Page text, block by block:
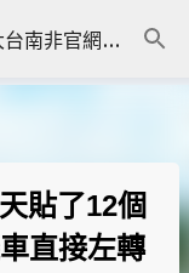
樂活台南｜旅遊、美食、生活｜大台南非官網｜tainanlohas.cc
貼了12個
直接左轉